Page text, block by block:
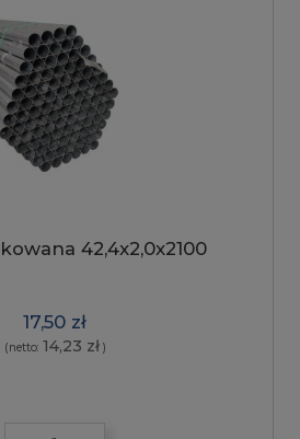
42,4x2,0x2100
17,50 zł
(netto: 14,23 zł)